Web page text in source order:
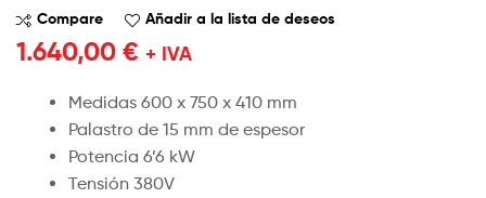
Compare Añadir a la lista de deseos
1.640,00 € + IVA
Medidas 600 x 750 x 410 mm
Palastro de 15 mm de espesor
Potencia 6’6 kW
Tensión 380V